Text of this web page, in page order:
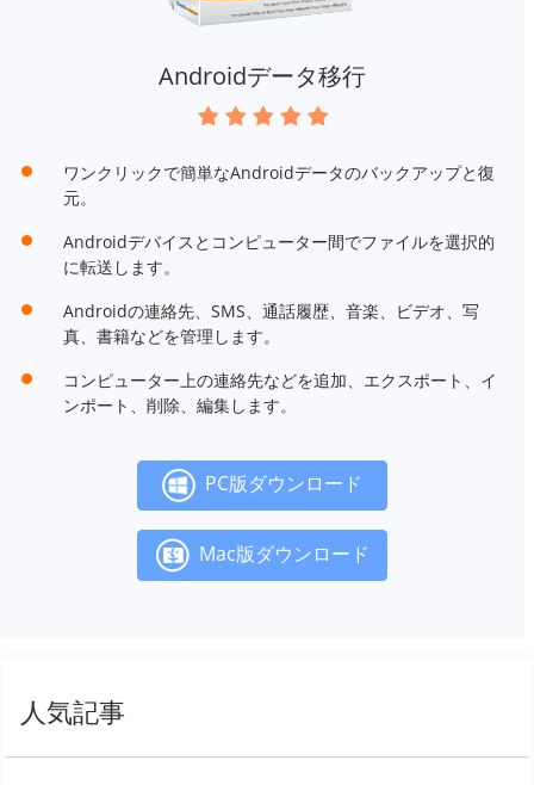
Androidデータ移行
ワンクリックで簡単なAndroidデータのバックアップと復
元。
Androidデバイスとコンピューター間でファイルを選択的
に転送します。
Androidの連絡先、SMS、通話履歴、音楽、ビデオ、写
真、書籍などを管理します。
コンピューター上の連絡先などを追加、エクスポート、イ
ンポート、削除、編集します。
PC版ダウンロード
Mac版ダウンロード
人気記事